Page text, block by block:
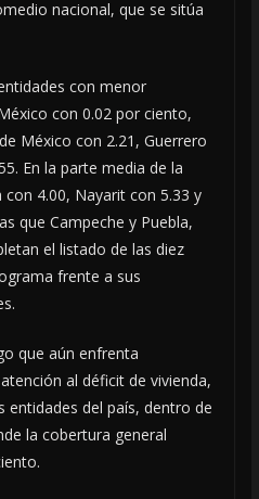
nacional, que se sitúa
con menor
con 0.02 por ciento,
México con 2.21, Guerrero
En la parte media de la
4.00, Nayarit con 5.33 y
que Campeche y Puebla,
el listado de las diez
frente a sus
que aún enfrenta
al déficit de vivienda,
del país, dentro de
la cobertura general